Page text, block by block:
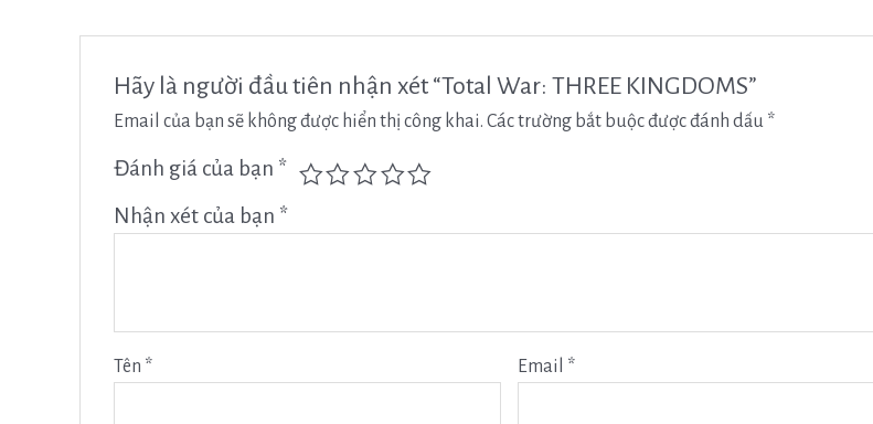
Hãy là người đầu tiên nhận xét “Total War: THREE KINGDOMS”
Email của bạn sẽ không được hiển thị công khai. Các trường bắt buộc được đánh dấu *
Đánh giá của bạn *
Nhận xét của bạn *
Tên * Email *